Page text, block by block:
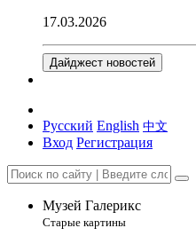
17.03.2026
Дайджест новостей
Русский English 中文
Вход Регистрация
Музей Галерикс
Старые картины